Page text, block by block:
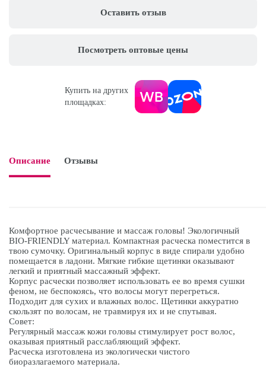
Оставить отзыв
Посмотреть оптовые цены
Купить на других
площадках:
Описание Отзывы
Комфортное расчесывание и массаж головы! Экологичный
BIO-FRIENDLY материал. Компактная расческа поместится в
твою сумочку. Оригинальный корпус в виде спирали удобно
помещается в ладони. Мягкие гибкие щетинки оказывают
легкий и приятный массажный эффект.
Корпус расчески позволяет использовать ее во время сушки
феном, не беспокоясь, что волосы могут перегреться.
Подходит для сухих и влажных волос. Щетинки аккуратно
скользят по волосам, не травмируя их и не спутывая.
Совет:
Регулярный массаж кожи головы стимулирует рост волос,
оказывая приятный расслабляющий эффект.
Расческа изготовлена из экологически чистого
биоразлагаемого материала.